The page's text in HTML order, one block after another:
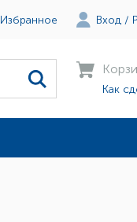
Избранное Вход /
Как